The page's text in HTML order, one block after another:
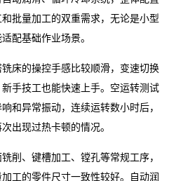
批量加工的双重需求，无论是小型
配基础作业场景。
的操控手感比较顺滑，变速切换
手技工也能快速上手。空运转测试
和异常振动，连续运转数小时后，
出现过热卡顿的情况。
、键槽加工、镗孔等常规工序，
工的零件尺寸一致性较好。自动润